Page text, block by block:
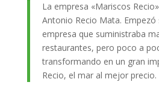
La empresa «Mariscos
Antonio Recio Mata. Empezó
empresa que suministraba
restaurantes, pero poco a
transformando en un gran
Recio, el mar al mejor precio.